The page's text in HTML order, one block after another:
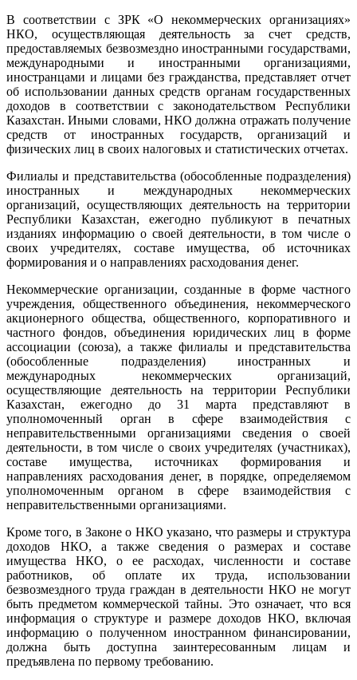
В соответствии с ЗРК «О некоммерческих организациях»
НКО, осуществляющая деятельность за счет средств,
предоставляемых безвозмездно иностранными государствами,
международными и иностранными организациями,
иностранцами и лицами без гражданства, представляет отчет
об использовании данных средств органам государственных
доходов в соответствии с законодательством Республики
Казахстан. Иными словами, НКО должна отражать получение
средств от иностранных государств, организаций и
физических лиц в своих налоговых и статистических отчетах.
Филиалы и представительства (обособленные подразделения)
иностранных и международных некоммерческих
организаций, осуществляющих деятельность на территории
Республики Казахстан, ежегодно публикуют в печатных
изданиях информацию о своей деятельности, в том числе о
своих учредителях, составе имущества, об источниках
формирования и о направлениях расходования денег.
Некоммерческие организации, созданные в форме частного
учреждения, общественного объединения, некоммерческого
акционерного общества, общественного, корпоративного и
частного фондов, объединения юридических лиц в форме
ассоциации (союза), а также филиалы и представительства
(обособленные подразделения) иностранных и
международных некоммерческих организаций,
осуществляющие деятельность на территории Республики
Казахстан, ежегодно до 31 марта представляют в
уполномоченный орган в сфере взаимодействия с
неправительственными организациями сведения о своей
деятельности, в том числе о своих учредителях (участниках),
составе имущества, источниках формирования и
направлениях расходования денег, в порядке, определяемом
уполномоченным органом в сфере взаимодействия с
неправительственными организациями.
Кроме того, в Законе о НКО указано, что размеры и структура
доходов НКО, а также сведения о размерах и составе
имущества НКО, о ее расходах, численности и составе
работников, об оплате их труда, использовании
безвозмездного труда граждан в деятельности НКО не могут
быть предметом коммерческой тайны. Это означает, что вся
информация о структуре и размере доходов НКО, включая
информацию о полученном иностранном финансировании,
должна быть доступна заинтересованным лицам и
предъявлена по первому требованию.